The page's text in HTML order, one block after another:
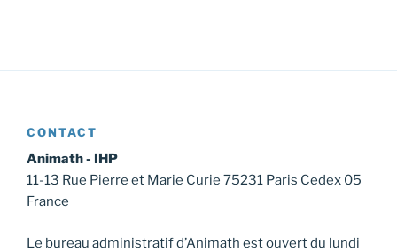
CONTACT
Animath - IHP
11-13 Rue Pierre et Marie Curie 75231 Paris Cedex 05
France
Le bureau administratif d’Animath est ouvert du lundi